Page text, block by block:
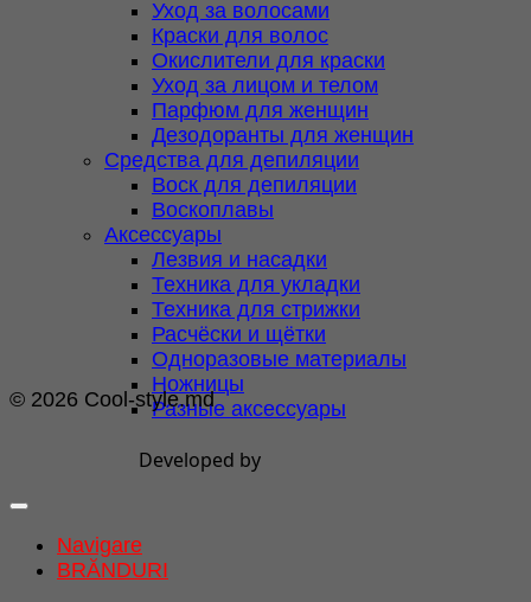
Уход за волосами
Краски для волос
Окислители для краски
Уход за лицом и телом
Парфюм для женщин
Дезодоранты для женщин
Средства для депиляции
Воск для депиляции
Воскоплавы
Аксессуары
Лезвия и насадки
Техника для укладки
Техника для стрижки
Расчёски и щётки
Одноразовые материалы
Ножницы
Разные аксессуары
© 2026 Cool-style.md
Developed by
Navigare
BRĂNDURI